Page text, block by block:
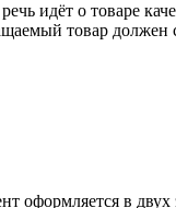
идёт о товаре
товар
оформляется в